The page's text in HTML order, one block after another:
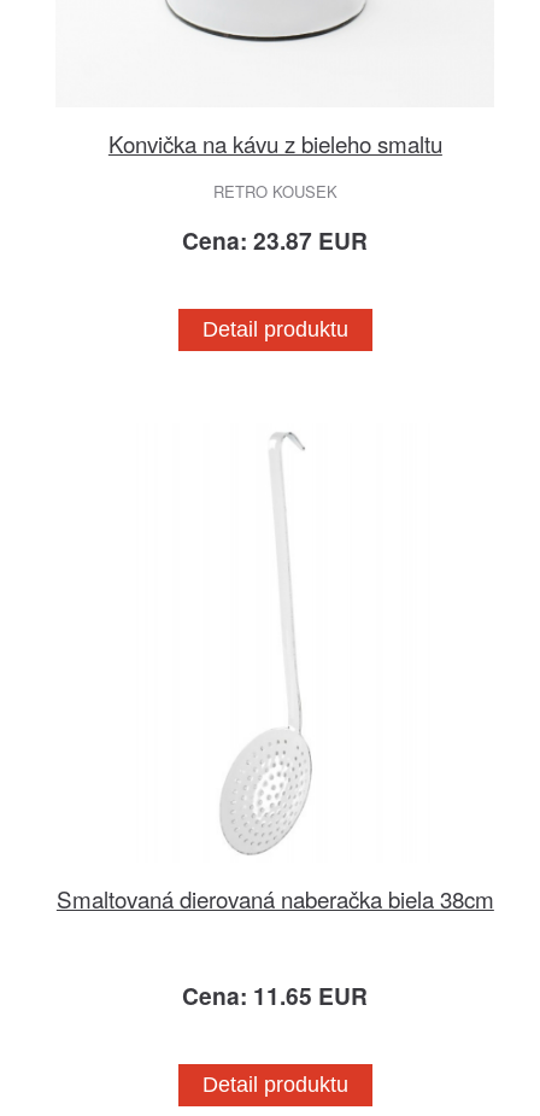
Konvička na kávu z bieleho smaltu
RETRO KOUSEK
Cena: 23.87 EUR
Detail produktu
Smaltovaná dierovaná naberačka biela 38cm
Cena: 11.65 EUR
Detail produktu